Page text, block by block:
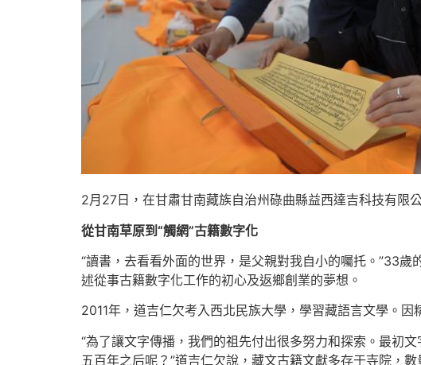
2月27日，在甘肅甘南藏族自治州碌曲縣益西達吉科技有限
從甘南草原到“觸網”古籍數字化
“讀書，去看看外面的世界，是父親對我自小的囑托。”33
述從事古籍數字化工作的初心及返鄉創業的夢想。
2011年，道吉仁欠考入西北民族大學，學習藏語言文學。
“為了讓文字傳播，我們的祖先付出很多努力和探索。最初
五百年之后呢？”道吉仁欠說，藏文古籍文獻多存于寺院，